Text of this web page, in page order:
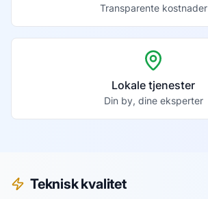
Transparente kostnader
Lokale tjenester
Din by, dine eksperter
Teknisk kvalitet